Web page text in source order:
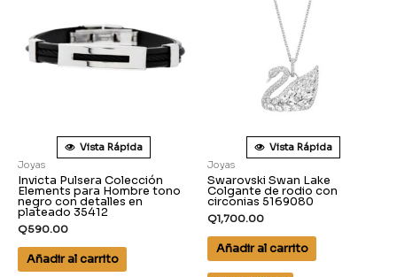
Vista Rápida
Joyas
Invicta Pulsera Colección
Elements para Hombre tono
negro con detalles en
plateado 35412
Q590.00
Añadir al carrito
Vista Rápida
Joyas
Swarovski Swan Lake
Colgante de rodio con
circonias 5169080
Q1,700.00
Añadir al carrito